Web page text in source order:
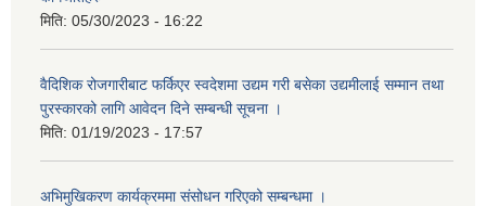
मिति: 05/30/2023 - 16:22
वैदिशिक रोजगारीबाट फर्किएर स्वदेशमा उद्यम गरी बसेका उद्यमीलाई सम्मान तथा
पुरस्कारको लागि आवेदन दिने सम्बन्धी सूचना ।
मिति: 01/19/2023 - 17:57
अभिमुखिकरण कार्यक्रममा संसोधन गरिएको सम्बन्धमा ।